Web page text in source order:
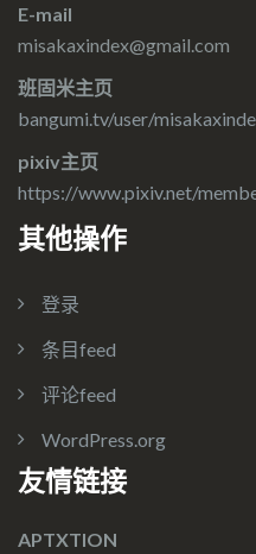
E-mail
misakaxindex@gmail.com
班固米主页
bangumi.tv/user/
pixiv主页
https://www.pixiv.net/
其他操作
登录
条目feed
评论feed
WordPress.org
友情链接
APTXTION